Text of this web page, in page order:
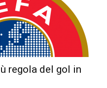
regola del gol in